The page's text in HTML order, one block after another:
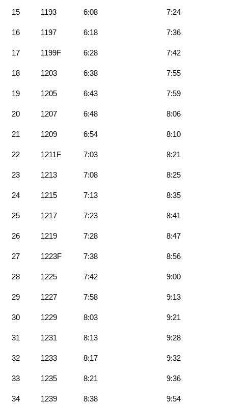
15 1193 6:08 7:24
16 1197 6:18 7:36
17 1199F 6:28 7:42
18 1203 6:38 7:55
19 1205 6:43 7:59
20 1207 6:48 8:06
21 1209 6:54 8:10
22 1211F 7:03 8:21
23 1213 7:08 8:25
24 1215 7:13 8:35
25 1217 7:23 8:41
26 1219 7:28 8:47
27 1223F 7:38 8:56
28 1225 7:42 9:00
29 1227 7:58 9:13
30 1229 8:03 9:21
31 1231 8:13 9:28
32 1233 8:17 9:32
33 1235 8:21 9:36
34 1239 8:38 9:54